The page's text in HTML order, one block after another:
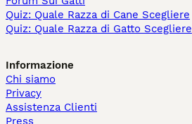
Quiz: Quale Razza di Cane Scegliere
Quiz: Quale Razza di Gatto Scegliere
Informazione
Chi siamo
Privacy
Assistenza Clienti
Press